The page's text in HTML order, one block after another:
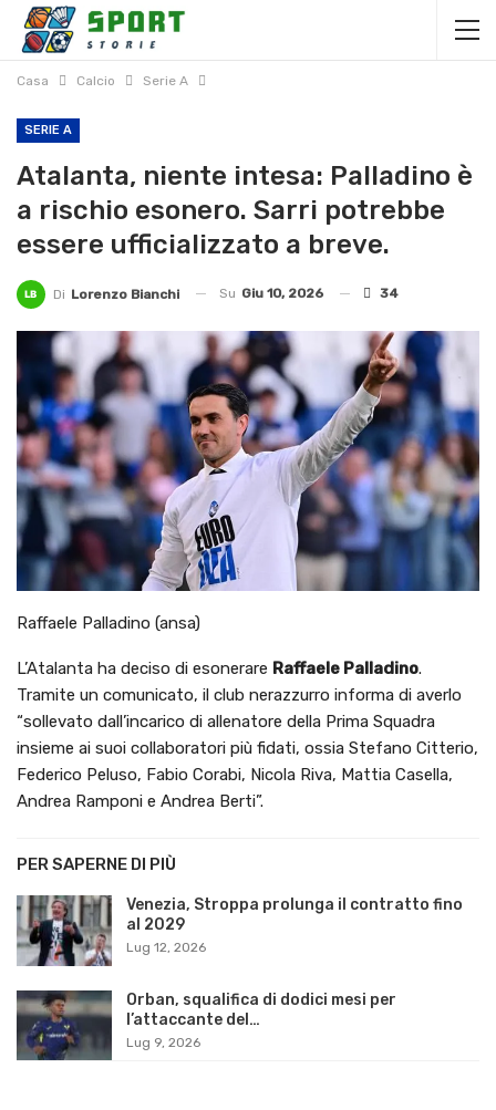
Casa Calcio Serie A
SERIE A
Atalanta, niente intesa: Palladino è
a rischio esonero. Sarri potrebbe
essere ufficializzato a breve.
Di Lorenzo Bianchi Su Giu 10, 2026 34
Raffaele Palladino (ansa)
L’Atalanta ha deciso di esonerare Raffaele Palladino.
Tramite un comunicato, il club nerazzurro informa di averlo
“sollevato dall’incarico di allenatore della Prima Squadra
insieme ai suoi collaboratori più fidati, ossia Stefano Citterio,
Federico Peluso, Fabio Corabi, Nicola Riva, Mattia Casella,
Andrea Ramponi e Andrea Berti”.
PER SAPERNE DI PIÙ
Venezia, Stroppa prolunga il contratto fino
al 2029
Lug 12, 2026
Orban, squalifica di dodici mesi per
l’attaccante del…
Lug 9, 2026